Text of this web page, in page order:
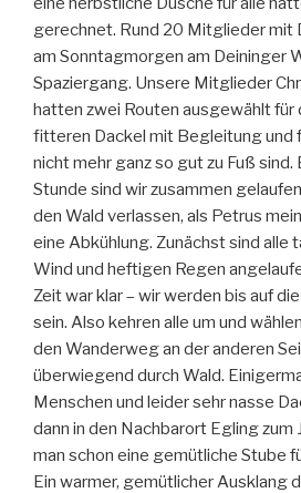
gerechnet. Rund 20 Mitglieder mit
am Sonntagmorgen am Deininger
Spaziergang. Unsere Mitglieder
hatten zwei Routen ausgewählt für
fitteren Dackel mit Begleitung und
nicht mehr ganz so gut zu Fuß sind.
Stunde sind wir zusammen
den Wald verlassen, als Petrus
eine Abkühlung. Zunächst sind alle
Wind und heftigen Regen
Zeit war klar – wir werden bis auf
sein. Also kehren alle um und
den Wanderweg an der anderen
überwiegend durch Wald.
Menschen und leider sehr nasse
dann in den Nachbarort Egling
man schon eine gemütliche Stube
Ein warmer, gemütlicher Ausklang